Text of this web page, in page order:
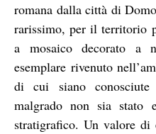
romana dalla città di
rarissimo, per il territorio
a mosaico decorato a
esemplare rivenuto
di cui siano conosciute
malgrado non sia stato
stratigrafico. Un valore di